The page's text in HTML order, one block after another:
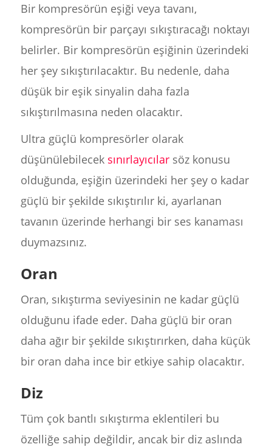
Bir kompresörün eşiği veya tavanı,
kompresörün bir parçayı sıkıştıracağı noktayı
belirler. Bir kompresörün eşiğinin üzerindeki
her şey sıkıştırılacaktır. Bu nedenle, daha
düşük bir eşik sinyalin daha fazla
sıkıştırılmasına neden olacaktır.
Ultra güçlü kompresörler olarak
düşünülebilecek sınırlayıcılarsöz konusu
olduğunda, eşiğin üzerindeki her şey o kadar
güçlü bir şekilde sıkıştırılır ki, ayarlanan
tavanın üzerinde herhangi bir ses kanaması
duymazsınız.
Oran
Oran, sıkıştırma seviyesinin ne kadar güçlü
olduğunu ifade eder. Daha güçlü bir oran
daha ağır bir şekilde sıkıştırırken, daha küçük
bir oran daha ince bir etkiye sahip olacaktır.
Diz
Tüm çok bantlı sıkıştırma eklentileri bu
özelliğe sahip değildir, ancak bir diz aslında